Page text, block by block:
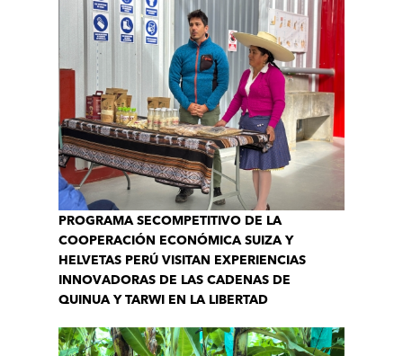
PROGRAMA SECOMPETITIVO DE LA
COOPERACIÓN ECONÓMICA SUIZA Y
HELVETAS PERÚ VISITAN EXPERIENCIAS
INNOVADORAS DE LAS CADENAS DE
QUINUA Y TARWI EN LA LIBERTAD